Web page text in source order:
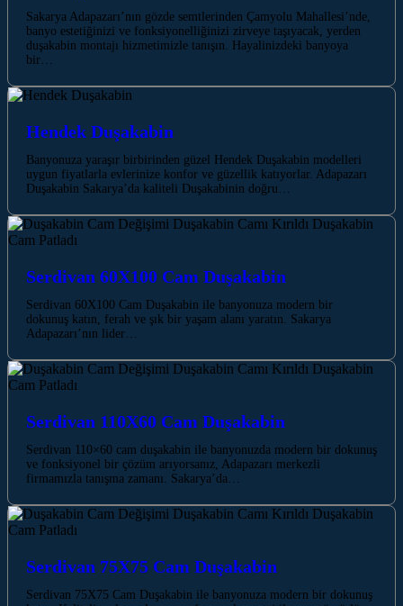
Sakarya Adapazarı’nın gözde semtlerinden Çamyolu Mahallesi’nde,
banyo estetiğinizi ve fonksiyonelliğinizi zirveye taşıyacak, yerden
duşakabin montajı hizmetimizle tanışın. Hayalinizdeki banyoya
bir…
Hendek Duşakabin
Banyonuza yaraşır birbirinden güzel Hendek Duşakabin modelleri
uygun fiyatlarla evlerinize konfor ve güzellik katıyorlar. Adapazarı
Duşakabin Sakarya’da kaliteli Duşakabinin doğru…
Serdivan 60X100 Cam Duşakabin
Serdivan 60X100 Cam Duşakabin ile banyonuza modern bir
dokunuş katın, ferah ve şık bir yaşam alanı yaratın. Sakarya
Adapazarı’nın lider…
Serdivan 110X60 Cam Duşakabin
Serdivan 110×60 cam duşakabin ile banyonuzda modern bir dokunuş
ve fonksiyonel bir çözüm arıyorsanız, Adapazarı merkezli
firmamızla tanışma zamanı. Sakarya’da…
Serdivan 75X75 Cam Duşakabin
Serdivan 75X75 Cam Duşakabin ile banyonuza modern bir dokunuş